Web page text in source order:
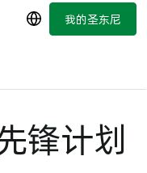
简体中文我的圣东尼
锋计划